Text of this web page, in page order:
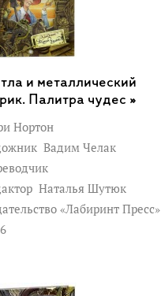
и металлический
Палитра чудес »
Нортон
Вадим Челак
Наталья Шутюк
«Лабиринт Пресс»